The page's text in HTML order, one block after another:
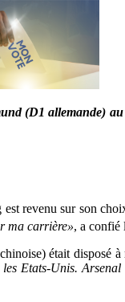
(D1 allemande)
revenu sur son
ma carrière», a confié
était disposé
Etats-Unis.